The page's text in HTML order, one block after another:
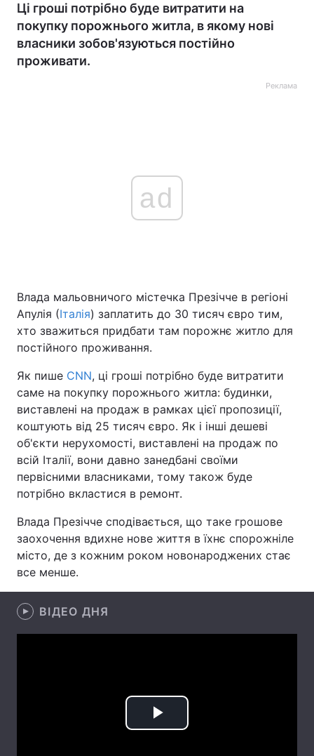
Україна Політика
Економіка Світ
Техно і зв'язок Лайт
Інциденти
Здоров'я Туризм
Цікавинки Погода
Лонгріди
Інтерв'ю
Ці гроші потрібно буде витратити на
покупку порожнього житла, в якому нові
власники зобов'язуються постійно
проживати.
Реклама
ad
Влада мальовничого містечка Презічче в регіоні
Апулія (Італія) заплатить до 30 тисяч євро тим,
хто зважиться придбати там порожнє житло для
постійного проживання.
Як пише CNN, ці гроші потрібно буде витратити
саме на покупку порожнього житла: будинки,
виставлені на продаж в рамках цієї пропозиції,
коштують від 25 тисяч євро. Як і інші дешеві
об'єкти нерухомості, виставлені на продаж по
всій Італії, вони давно занедбані своїми
первісними власниками, тому також буде
потрібно вкластися в ремонт.
Влада Презічче сподівається, що таке грошове
заохочення вдихне нове життя в їхнє спорожніле
місто, де з кожним роком новонароджених стає
все менше.
ВІДЕО ДНЯ
Play